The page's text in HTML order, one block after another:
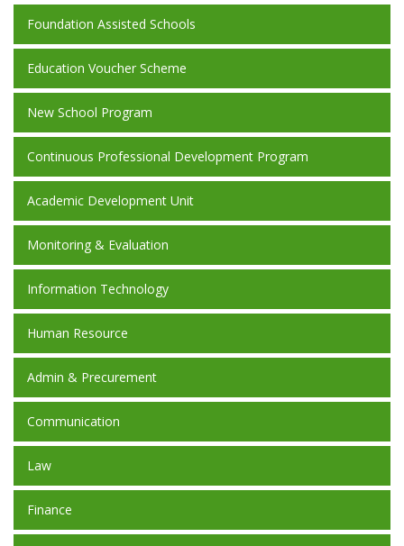
Foundation Assisted Schools
Education Voucher Scheme
New School Program
Continuous Professional Development Program
Academic Development Unit
Monitoring & Evaluation
Information Technology
Human Resource
Admin & Precurement
Communication
Law
Finance